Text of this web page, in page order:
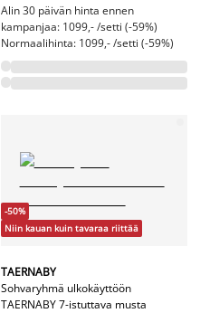
Alin 30 päivän hinta ennen
kampanjaa: 1099,- /setti (-59%)
Normaalihinta: 1099,- /setti (-59%)
-50%
Niin kauan kuin tavaraa riittää
TAERNABY
Sohvaryhmä ulkokäyttöön
TAERNABY 7-istuttava musta